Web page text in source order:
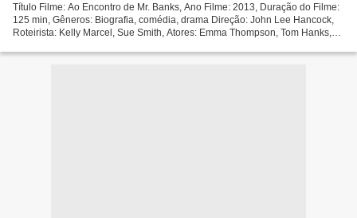
Título Filme: Ao Encontro de Mr. Banks, Ano Filme: 2013, Duração do Filme:
125 min, Gêneros: Biografia, comédia, drama Direção: John Lee Hancock,
Roteirista: Kelly Marcel, Sue Smith, Atores: Emma Thompson, Tom Hanks,